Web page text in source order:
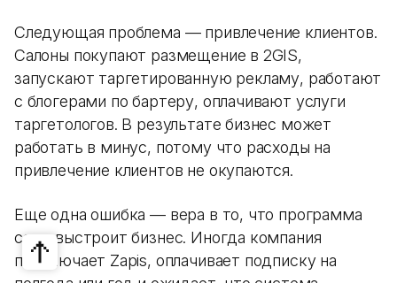
Следующая проблема — привлечение клиентов.
Салоны покупают размещение в 2GIS,
запускают таргетированную рекламу, работают
с блогерами по бартеру, оплачивают услуги
таргетологов. В результате бизнес может
работать в минус, потому что расходы на
привлечение клиентов не окупаются.
Еще одна ошибка — вера в то, что программа
сама выстроит бизнес. Иногда компания
подключает Zapis, оплачивает подписку на